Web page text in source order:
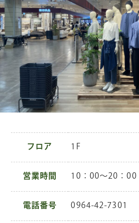
フロア 1F
営業時間 10：00～20：00
電話番号 0964-42-7301